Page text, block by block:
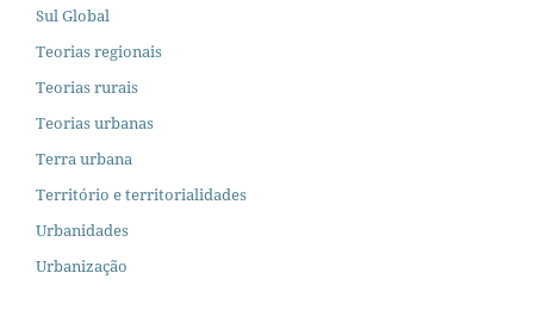
Sul Global
Teorias regionais
Teorias rurais
Teorias urbanas
Terra urbana
Território e territorialidades
Urbanidades
Urbanização